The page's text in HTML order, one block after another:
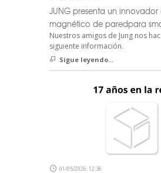
JUNG presenta un
magnético de paredpara
Nuestros amigos de Jung nos
siguiente información.
Sigue leyendo...
01/05/2026, 12:36